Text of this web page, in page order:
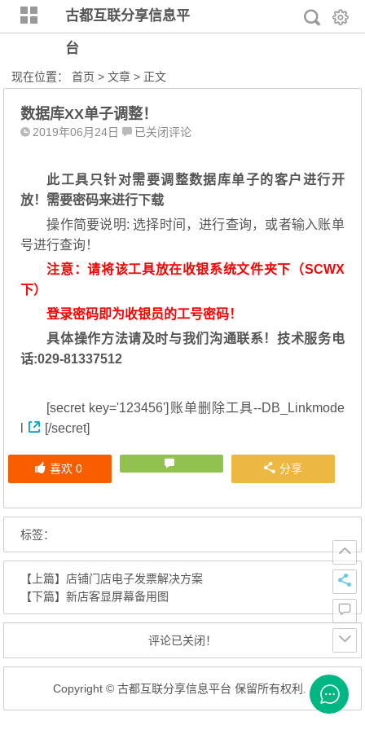
古都互联分享信息平
台
现在位置：首页 >文章 > 正文
数据库XX单子调整！
2019年06月24日
数
XX
单
子
已关闭评论
此工具只针对需要调整数据库单子的客户进行开
放！需要密码来进行下载
操作简要说明: 选择时间，进行查询，或者输入账单
号进行查询！
注意：请将该工具放在收银系统文件夹下（SCWX
下）
登录密码即为收银员的工号密码！
具体操作方法请及时与我们沟通联系！技术服务电
话:029-81337512
[secret key='123456'] 账单删除工具--DB_Linkmode
[/secret]
喜欢 0 分享
标签：
【上篇】 店铺门店电子发票解决方案
【下篇】新店客显屏幕备用图
评论已关闭！
Copyright © 古都互联分享信息平台 保留所有权利.